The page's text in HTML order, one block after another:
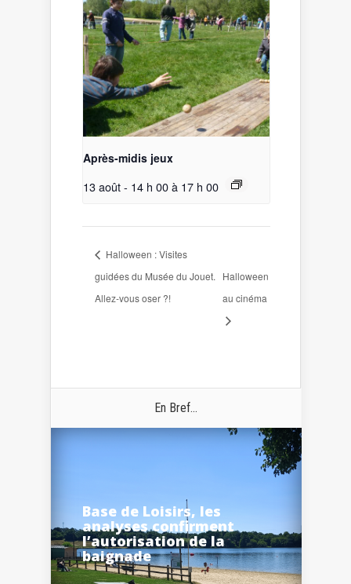
Après-midis jeux
13 août - 14 h 00à 17 h 00
Halloween : Visites
guidées du Musée du Jouet.
Allez-vous oser ?!
Halloween
au cinéma
En Bref...
Base de Loisirs, les
analyses confirment
l’autorisation de la
baignade